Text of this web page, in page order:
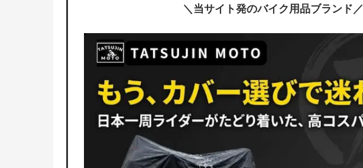
＼当サイト発のバイク用品ブランド／